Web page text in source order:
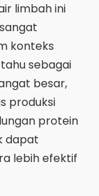
limbah ini
konteks
sebagai
besar,
produksi
protein
dapat
lebih efektif